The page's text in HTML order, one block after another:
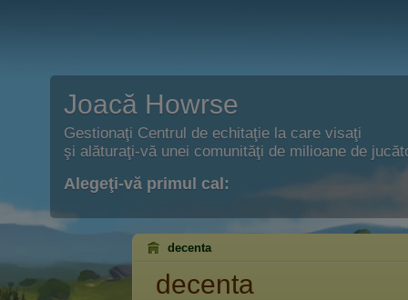
Joacă Howrse
Gestionaţi Centrul de echitaţie la care visaţi
şi alăturaţi-vă unei comunităţi de milioane de
Alegeţi-vă primul cal:
decenta
decenta